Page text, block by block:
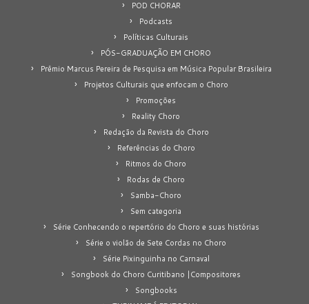
POD CHORAR
Podcasts
Políticas Culturais
PÓS-GRADUAÇÃO EM CHORO
Prêmio Marcus Pereira de Pesquisa em Música Popular Brasileira
Projetos Culturais que enfocam o Choro
Promoções
Reality Choro
Redação da Revista do Choro
Referências do Choro
Ritmos do Choro
Rodas de Choro
Samba-Choro
Sem categoria
Série Conhecendo o repertório do Choro e suas histórias
Série o violão de Sete Cordas no Choro
Série Pixinguinha no Carnaval
Songbook do Choro Curitibano |Compositores
Songbooks